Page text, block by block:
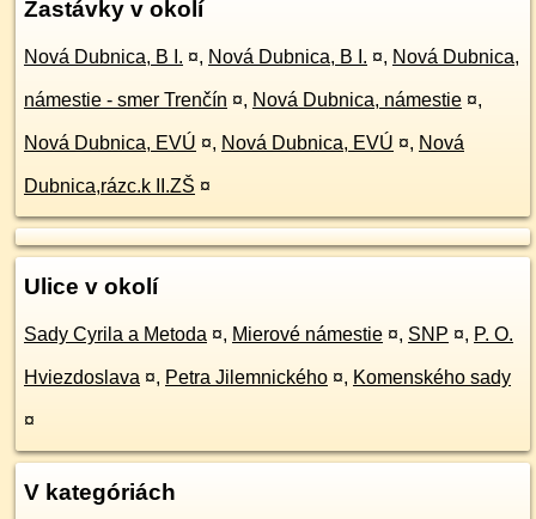
Zastávky v okolí
Nová Dubnica, B I. ¤, Nová Dubnica, B I. ¤, Nová Dubnica,
námestie - smer Trenčín ¤, Nová Dubnica, námestie ¤,
Nová Dubnica, EVÚ ¤, Nová Dubnica, EVÚ ¤, Nová
Dubnica,rázc.k II.ZŠ ¤
Ulice v okolí
Sady Cyrila a Metoda ¤, Mierové námestie ¤, SNP ¤, P. O.
Hviezdoslava ¤, Petra Jilemnického ¤, Komenského sady
¤
V kategóriách